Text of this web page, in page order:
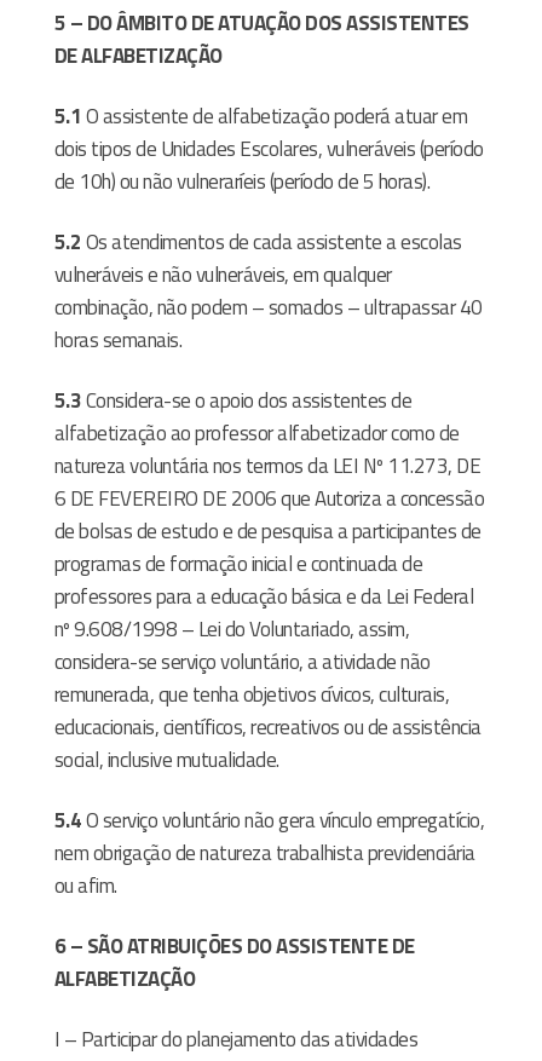
5 – DO ÂMBITO DE ATUAÇÃO DOS ASSISTENTES
DE ALFABETIZAÇÃO
5.1O assistente de alfabetização poderá atuar em
dois tipos de Unidades Escolares, vulneráveis (período
de 10h) ou não vulneraríeis (período de 5 horas).
5.2Os atendimentos de cada assistente a escolas
vulneráveis e não vulneráveis, em qualquer
combinação, não podem – somados – ultrapassar 40
horas semanais.
5.3Considera-se o apoio dos assistentes de
alfabetização ao professor alfabetizador como de
natureza voluntária nos termos da LEI Nº 11.273, DE
6 DE FEVEREIRO DE 2006 que Autoriza a concessão
de bolsas de estudo e de pesquisa a participantes de
programas de formação inicial e continuada de
professores para a educação básica e da Lei Federal
nº 9.608/1998 – Lei do Voluntariado, assim,
considera-se serviço voluntário, a atividade não
remunerada, que tenha objetivos cívicos, culturais,
educacionais, científicos, recreativos ou de assistência
social, inclusive mutualidade.
5.4O serviço voluntário não gera vínculo empregatício,
nem obrigação de natureza trabalhista previdenciária
ou afim.
6 – SÃO ATRIBUIÇÕES DO ASSISTENTE DE
ALFABETIZAÇÃO
I – Participar do planejamento das atividades